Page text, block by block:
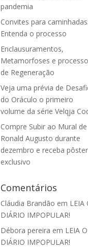
pandemia
Convites para caminhadas:
Entenda o processo
Enclausuramentos,
Metamorfoses e
de Regeneração
Veja uma prévia de
do Oráculo o primeiro
volume da série Velqja
Compre Subir ao Mural de
Ronald Augusto durante
dezembro e receba pôster
exclusivo
Comentários
Cláudia Brandão em LEIA
DIÁRIO IMPOPULAR!
Débora pereira em LEIA O
DIÁRIO IMPOPULAR!